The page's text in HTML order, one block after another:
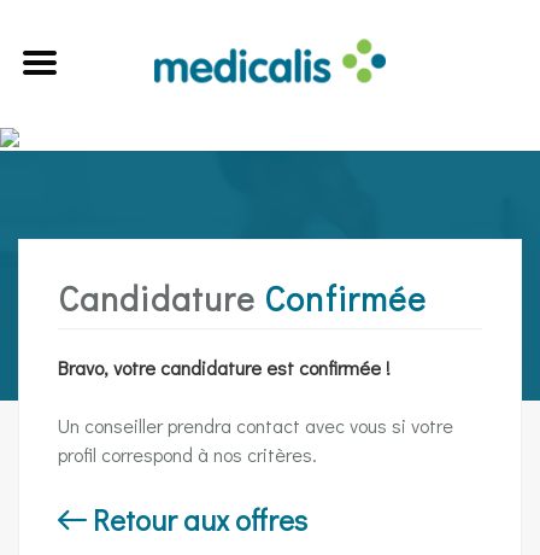
Candidature Confirmée
Bravo, votre candidature est confirmée !
Un conseiller prendra contact avec vous si votre
profil correspond à nos critères.
Retour aux offres